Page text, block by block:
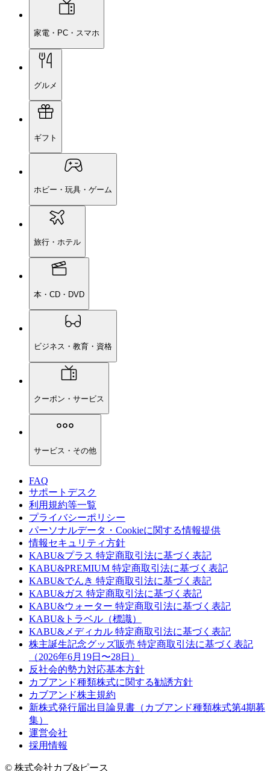
家電・PC・スマホ
グルメ
ギフト
ホビー・玩具・ゲーム
旅行・ホテル
本・CD・DVD
ビジネス・教育・資格
クーポン・サービス
サービス・その他
FAQ
サポートデスク
利用規約等一覧
プライバシーポリシー
パーソナルデータ・Cookieに関する情報提供
情報セキュリティ方針
KABU&プラス 特定商取引法に基づく表記
KABU&PREMIUM 特定商取引法に基づく表記
KABU&でんき 特定商取引法に基づく表記
KABU&ガス 特定商取引法に基づく表記
KABU&ウォーター 特定商取引法に基づく表記
KABU&トラベル（標識）
KABU&メディカル 特定商取引法に基づく表記
株主誕生記念グッズ販売 特定商取引法に基づく表記
（2026年6月19日〜28日）
反社会的勢力対応基本方針
カブアンド種類株式に関する勧誘方針
カブアンド株主規約
新株式発行届出目論見書（カブアンド種類株式第4期募
集）
運営会社
採用情報
© 株式会社カブ&ピース